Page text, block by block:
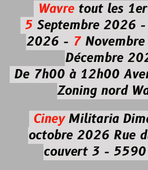
Wavretout les 1er
5Septembre 2026 -
2026 -7
Décembre
De 7h00 à 12h00
Zoning nord
CineyMilitaria
octobre 2026Rue
couvert 3 - 5590